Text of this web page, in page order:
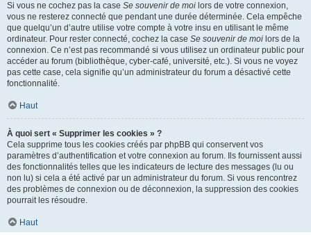
Si vous ne cochez pas la case Se souvenir de moi lors de votre connexion,
vous ne resterez connecté que pendant une durée déterminée. Cela empêche
que quelqu’un d’autre utilise votre compte à votre insu en utilisant le même
ordinateur. Pour rester connecté, cochez la case Se souvenir de moi lors de la
connexion. Ce n’est pas recommandé si vous utilisez un ordinateur public pour
accéder au forum (bibliothèque, cyber-café, université, etc.). Si vous ne voyez
pas cette case, cela signifie qu’un administrateur du forum a désactivé cette
fonctionnalité.
Haut
À quoi sert « Supprimer les cookies » ?
Cela supprime tous les cookies créés par phpBB qui conservent vos
paramètres d’authentification et votre connexion au forum. Ils fournissent aussi
des fonctionnalités telles que les indicateurs de lecture des messages (lu ou
non lu) si cela a été activé par un administrateur du forum. Si vous rencontrez
des problèmes de connexion ou de déconnexion, la suppression des cookies
pourrait les résoudre.
Haut